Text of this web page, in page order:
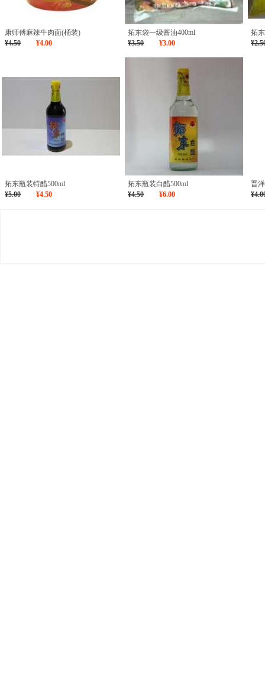
康师傅麻辣牛肉面(桶装)
¥4.50
¥4.00
拓东袋一级酱油400ml
¥3.50
¥3.00
拓
拓东瓶装特醋500ml
¥5.00
¥4.50
拓东瓶装白醋500ml
¥4.50
¥6.00
晋